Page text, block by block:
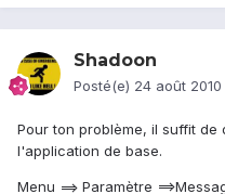
Shadoon
Posté(e) 24 août 2010
Pour ton problème, il suffit
l'application de base.
Menu ==> Paramètre